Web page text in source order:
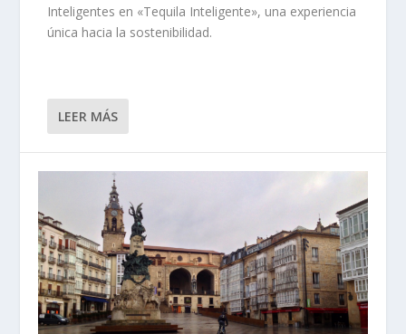
Inteligentes en «Tequila Inteligente», una experiencia
única hacia la sostenibilidad.
LEER MÁS